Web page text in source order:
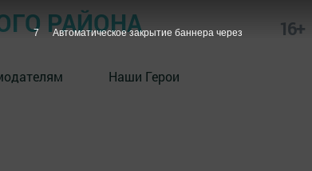
РАЙОНА 16+
Наши Герои
6 Автоматическое закрытие баннера через